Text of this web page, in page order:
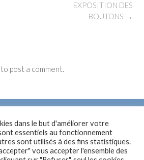
EXPOSITION DES
BOUTONS →
to post a comment.
SUIVEZ MOI…
dans le but d'améliorer votre
essentiels au fonctionnement
sont utilisés à des fins statistiques.
vous accepter l'ensemble des